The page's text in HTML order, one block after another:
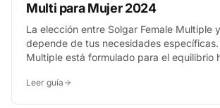
Multi para Mujer 2024
La elección entre Solgar Female Multiple
depende de tus necesidades específicas.
Multiple está formulado para el equilibrio
potencia más general, ideal para un estilo
Leer guía